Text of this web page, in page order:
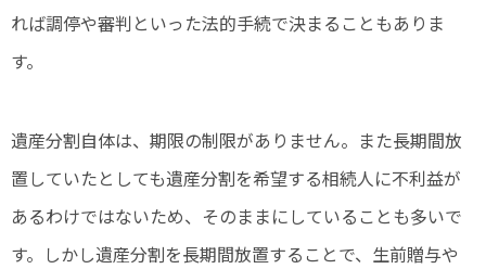
れば調停や審判といった法的手続で決まることもありま
す。
遺産分割自体は、期限の制限がありません。また長期間放
置していたとしても遺産分割を希望する相続人に不利益が
あるわけではないため、そのままにしていることも多いで
す。しかし遺産分割を長期間放置することで、生前贈与や